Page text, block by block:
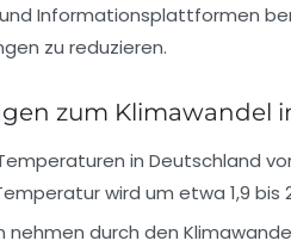
Informationsplattformen
zu reduzieren.
zum Klimawandel
in Deutschland
wird um etwa 1,9 bis
nehmen durch den